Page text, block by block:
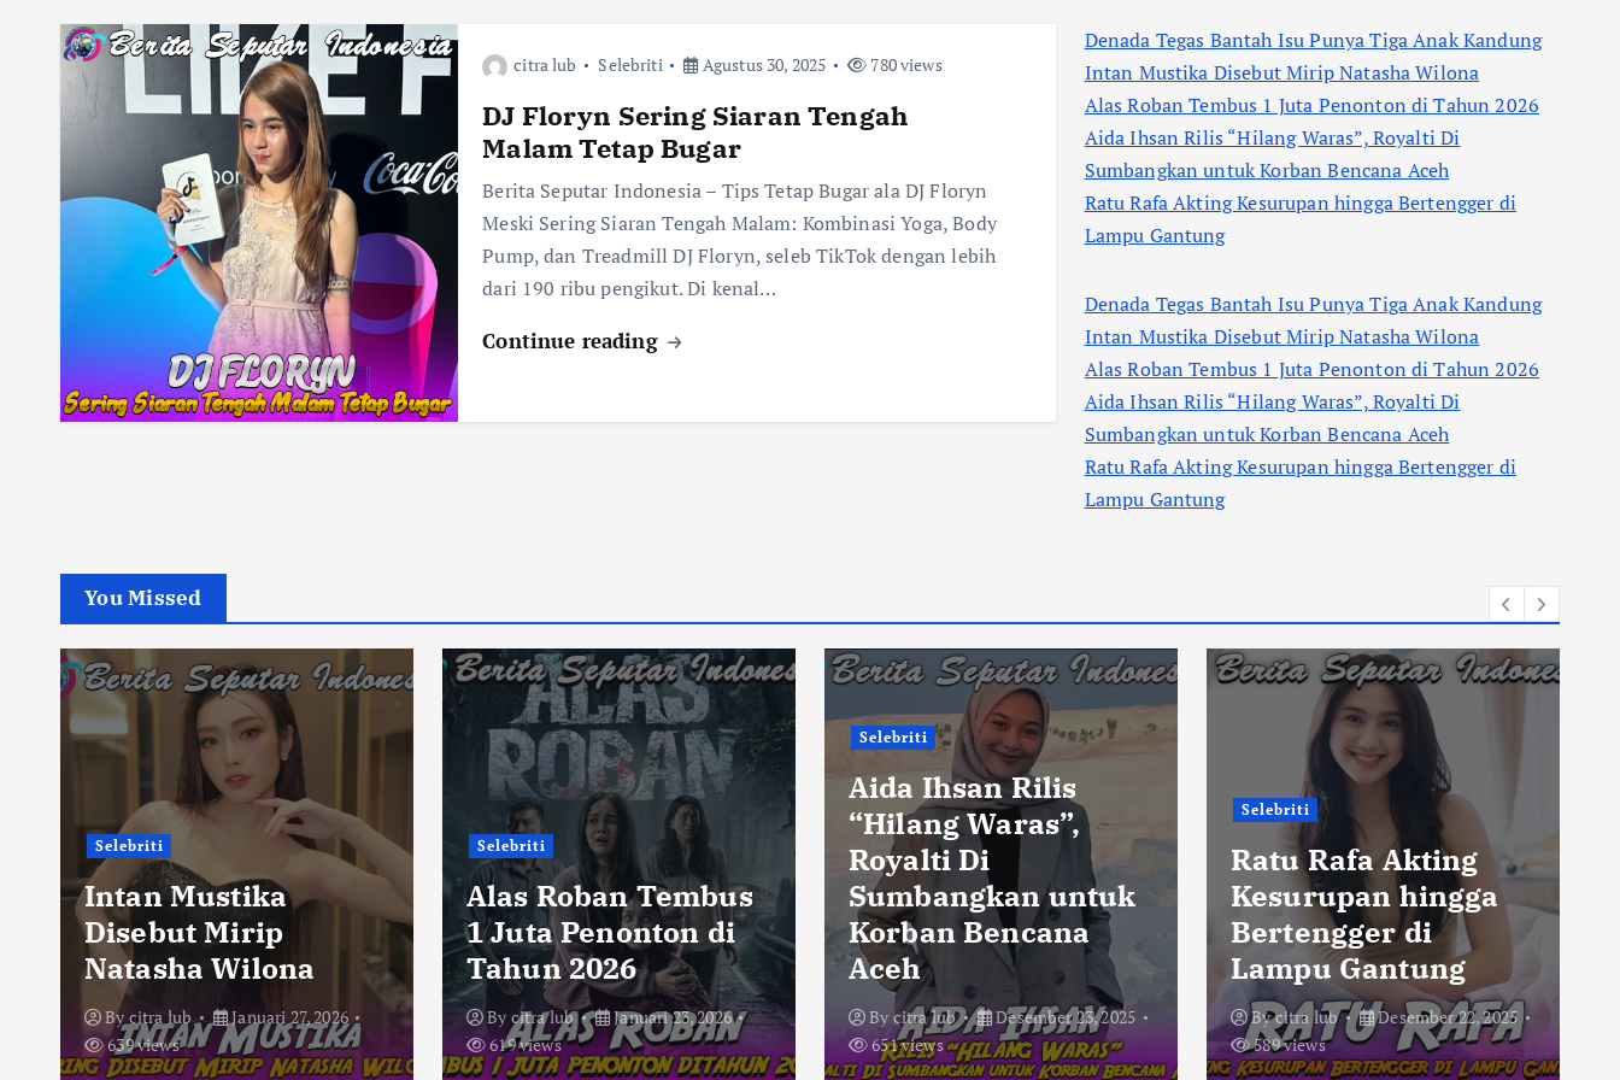
citra lub Selebriti Agustus 30, 2025 780 views
DJ Floryn Sering Siaran Tengah
Malam Tetap Bugar
Berita Seputar Indonesia – Tips Tetap Bugar ala DJ Floryn
Meski Sering Siaran Tengah Malam: Kombinasi Yoga, Body
Pump, dan Treadmill DJ Floryn, seleb TikTok dengan lebih
dari 190 ribu pengikut. Di kenal…
Continue reading
Denada Tegas Bantah Isu Punya Tiga Anak Kandung
Intan Mustika Disebut Mirip Natasha Wilona
Alas Roban Tembus 1 Juta Penonton di Tahun 2026
Aida Ihsan Rilis “Hilang Waras”, Royalti Di
Sumbangkan untuk Korban Bencana Aceh
Ratu Rafa Akting Kesurupan hingga Bertengger di
Lampu Gantung
Denada Tegas Bantah Isu Punya Tiga Anak Kandung
Intan Mustika Disebut Mirip Natasha Wilona
Alas Roban Tembus 1 Juta Penonton di Tahun 2026
Aida Ihsan Rilis “Hilang Waras”, Royalti Di
Sumbangkan untuk Korban Bencana Aceh
Ratu Rafa Akting Kesurupan hingga Bertengger di
Lampu Gantung
You Missed
Selebriti
Intan Mustika
Disebut Mirip
Natasha Wilona
By citra lub
Januari 27, 2026
639 views
Selebriti
Alas Roban Tembus
1 Juta Penonton di
Tahun 2026
By citra lub
Januari 23, 2026
619 views
Selebriti
Aida Ihsan Rilis
“Hilang Waras”,
Royalti Di
Sumbangkan untuk
Korban Bencana
Aceh
By citra lub
Desember 23, 2025
651 views
Selebriti
Ratu Rafa Akting
Kesurupan hingga
Bertengger di
Lampu Gantung
Bycitra lub
Desember 22, 2025
589 views